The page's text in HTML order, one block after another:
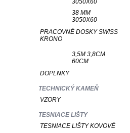
3050X60
38 MM
3050X60
PRACOVNÉ DOSKY SWISS
KRONO
3,5M 3,8CM
60CM
DOPLNKY
TECHNICKÝ KAMEŇ
VZORY
TESNIACE LIŠTY
TESNIACE LIŠTY KOVOVÉ